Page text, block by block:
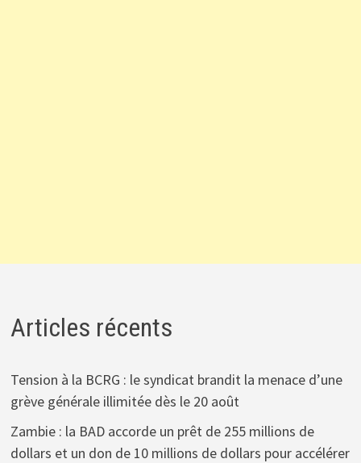
Articles récents
Tension à la BCRG : le syndicat brandit la menace d’une
grève générale illimitée dès le 20 août
Zambie : la BAD accorde un prêt de 255 millions de
dollars et un don de 10 millions de dollars pour accélérer